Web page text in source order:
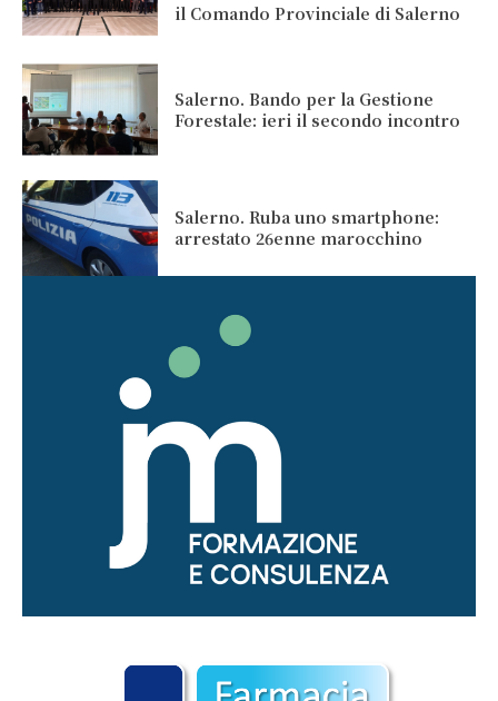
il Comando Provinciale di Salerno
Salerno. Bando per la Gestione
Forestale: ieri il secondo incontro
Salerno. Ruba uno smartphone:
arrestato 26enne marocchino